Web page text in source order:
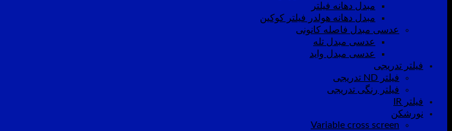
مبدل دهانه فیلتر
مبدل دهانه هولدر فیلتر کوکین
عدسی مبدل فاصله کانونی
عدسی مبدل تله
عدسی مبدل واید
فیلتر تدریجی
فیلتر ND تدریجی
فیلتر رنگی تدریجی
فیلتر IR
نورشکن
Variable cross screen